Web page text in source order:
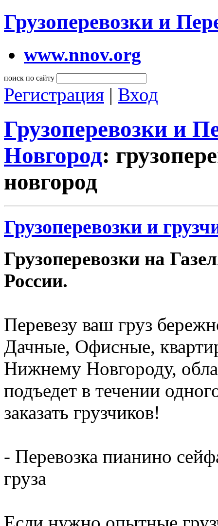
Грузоперевозки и
www.nnov.org
поиск по сайту
Регистрация | Вход
Грузоперевозки и
Новгород:
новгород
Грузоперевозки и
Грузоперевозки на
России.
Перевезу ваш груз
Дачные, Офисные,
Нижнему Новгороду,
подъедет в течении
заказать грузчиков!
- Перевозка пианино
груза